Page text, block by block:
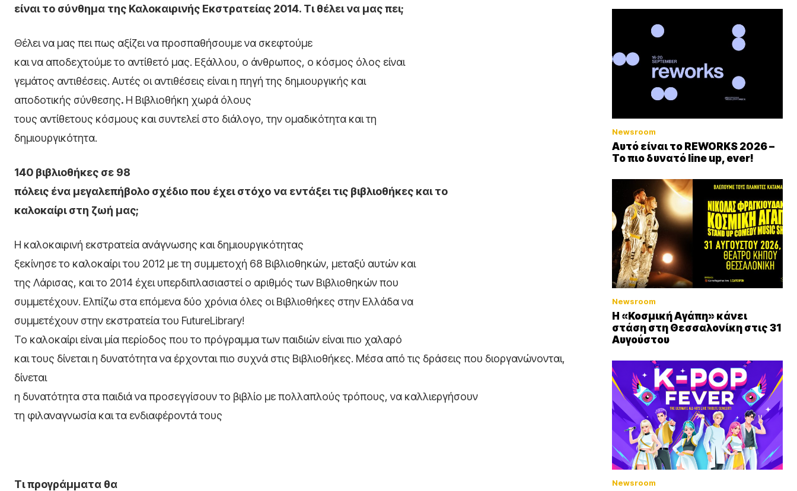
είναι το σύνθημα της Καλοκαιρινής Εκστρατείας 2014. Τι θέλει να μας πει;
Θέλει να μας πει πως αξίζει να προσπαθήσουμε να σκεφτούμε
και να αποδεχτούμε το αντίθετό μας. Εξάλλου, ο άνθρωπος, ο κόσμος όλος είναι
γεμάτος αντιθέσεις. Αυτές οι αντιθέσεις είναι η πηγή της δημιουργικής και
αποδοτικής σύνθεσης. Η Βιβλιοθήκη χωρά όλους
τους αντίθετους κόσμους και συντελεί στο διάλογο, την ομαδικότητα και τη
δημιουργικότητα.
140 βιβλιοθήκες σε 98
πόλεις ένα μεγαλεπήβολο σχέδιο που έχει στόχο να εντάξει τις βιβλιοθήκες και το
καλοκαίρι στη ζωή μας;
Η καλοκαιρινή εκστρατεία ανάγνωσης και δημιουργικότητας
ξεκίνησε το καλοκαίρι του 2012 με τη συμμετοχή 68 Βιβλιοθηκών, μεταξύ αυτών και
της Λάρισας, και το 2014 έχει υπερδιπλασιαστεί ο αριθμός των Βιβλιοθηκών που
συμμετέχουν. Ελπίζω στα επόμενα δύο χρόνια όλες οι Βιβλιοθήκες στην Ελλάδα να
συμμετέχουν στην εκστρατεία του FutureLibrary!
Το καλοκαίρι είναι μία περίοδος που το πρόγραμμα των παιδιών είναι πιο χαλαρό
και τους δίνεται η δυνατότητα να έρχονται πιο συχνά στις Βιβλιοθήκες. Μέσα από τις δράσεις που διοργανώνονται,
δίνεται
η δυνατότητα στα παιδιά να προσεγγίσουν το βιβλίο με πολλαπλούς τρόπους, να καλλιεργήσουν
τη φιλαναγνωσία και τα ενδιαφέροντά τους
Τι προγράμματα θα
Newsroom
Αυτό είναι το REWORKS 2026 –
Το πιο δυνατό line up, ever!
Newsroom
Η «Κοσμική Αγάπη» κάνει
στάση στη Θεσσαλονίκη στις 31
Αυγούστου
Newsroom